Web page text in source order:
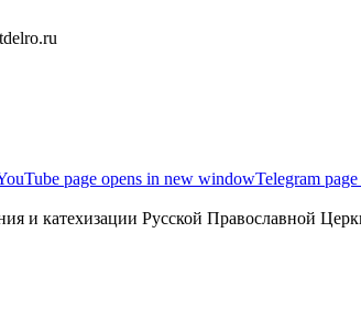
page opens in new windowTelegram
и катехизации Русской Православной